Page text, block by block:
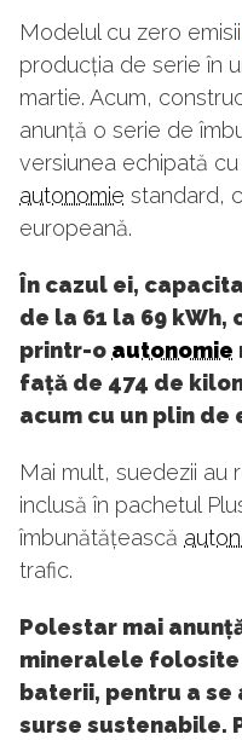
Modelul cu zero emisii
producția de serie în
martie. Acum,
anunță o serie de
versiunea echipată
autonomie standard,
europeană.
În cazul ei,
de la 61 la 69 kWh,
printr-o autonomie
față de 474 de
acum cu un plin de
Mai mult, suedezii au
inclusă în pachetul
îmbunătățească
trafic.
Polestar mai
mineralele
baterii, pentru a se
surse sustenabile.